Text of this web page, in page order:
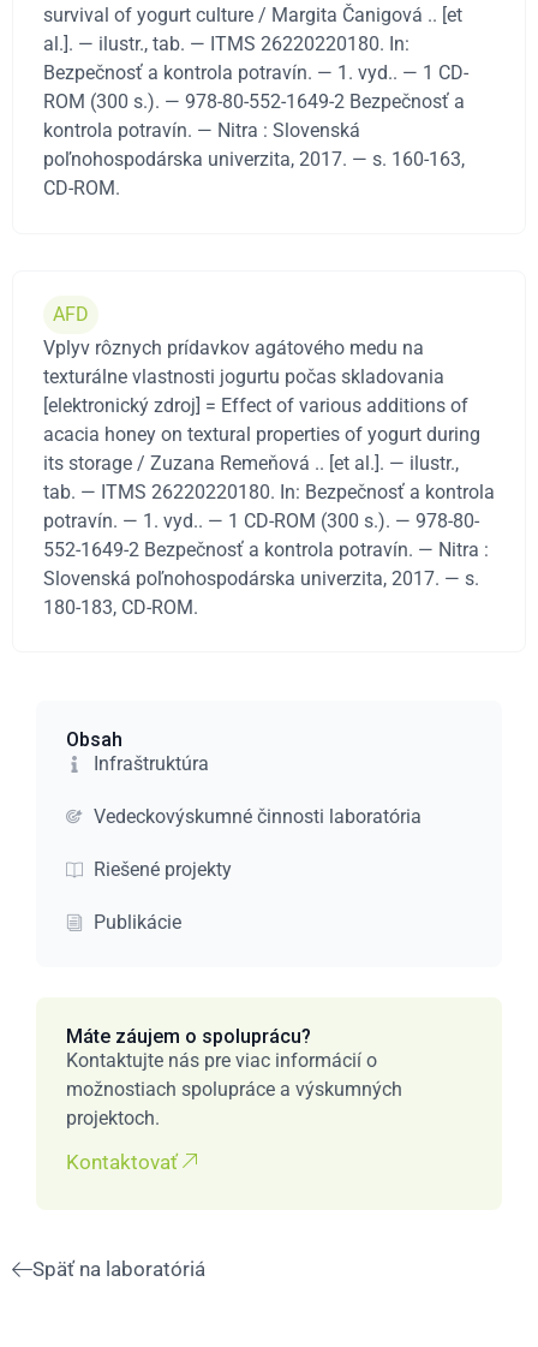
survival of yogurt culture / Margita Čanigová .. [et
al.]. — ilustr., tab. — ITMS 26220220180. In:
Bezpečnosť a kontrola potravín. — 1. vyd.. — 1 CD-
ROM (300 s.). — 978-80-552-1649-2 Bezpečnosť a
kontrola potravín. — Nitra : Slovenská
poľnohospodárska univerzita, 2017. — s. 160-163,
CD-ROM.
AFD
Vplyv rôznych prídavkov agátového medu na
texturálne vlastnosti jogurtu počas skladovania
[elektronický zdroj] = Effect of various additions of
acacia honey on textural properties of yogurt during
its storage / Zuzana Remeňová .. [et al.]. — ilustr.,
tab. — ITMS 26220220180. In: Bezpečnosť a kontrola
potravín. — 1. vyd.. — 1 CD-ROM (300 s.). — 978-80-
552-1649-2 Bezpečnosť a kontrola potravín. — Nitra :
Slovenská poľnohospodárska univerzita, 2017. — s.
180-183, CD-ROM.
Obsah
Infraštruktúra
Vedeckovýskumné činnosti laboratória
Riešené projekty
Publikácie
Máte záujem o spoluprácu?
Kontaktujte nás pre viac informácií o
možnostiach spolupráce a výskumných
projektoch.
Kontaktovať
Späť na laboratóriá